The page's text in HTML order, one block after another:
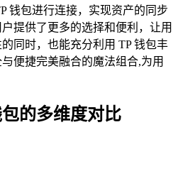
钱包进行连接，实现资产的同步
提供了更多的选择和便利，让用
同时，也能充分利用 TP 钱包丰
便捷完美融合的魔法组合,为用
的多维度对比